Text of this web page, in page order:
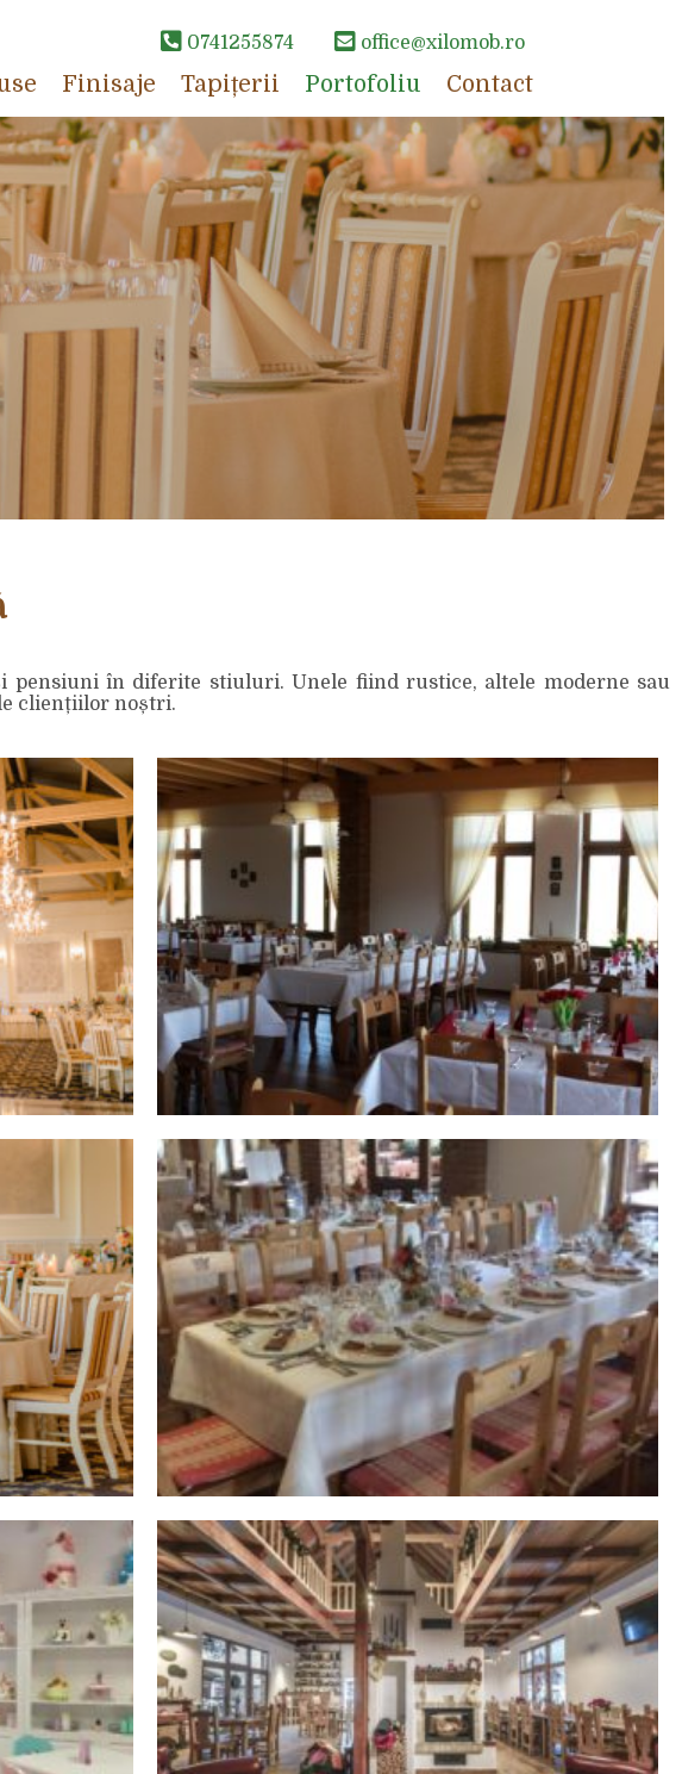
0741255874 office@xilomob.ro
Finisaje Tapițerii Portofoliu Contact
în diferite stiuluri. Unele fiind rustice, altele moderne sau
cliențiilor noștri.